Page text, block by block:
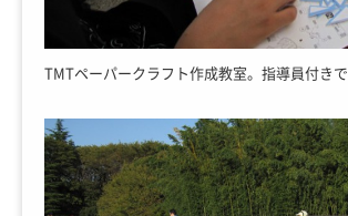
TMTペーパークラフト作成教室。指導員付きで